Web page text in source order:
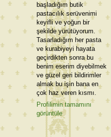
başladığım butik
pastacılık serüvenimi
keyifli ve yoğun bir
şekilde yürütüyorum.
Tasarladığım her pasta
ve kurabiyeyi hayata
geçirdikten sonra bu
benim eserim diyebilmek
ve güzel geri bildirimler
almak bu işin bana en
çok haz veren kısmı.
Profilimin tamamını
görüntüle